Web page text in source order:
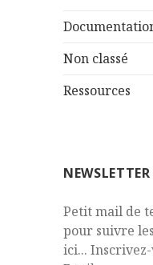
Non classé
Ressources
NEWSLETTER
Petit mail de
pour suivre
ici...